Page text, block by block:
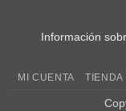
Información
MI CUENTA TIENDA